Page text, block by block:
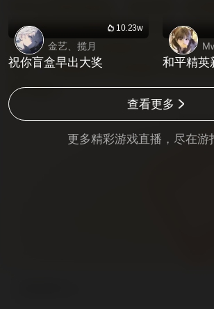
注意保护自己的财产和帐号安全，不
号等交易信息，此类服务为用户个人行
无关。【危险提示】此直播仅为游戏内
实中模仿。
10.23w
金艺、揽月
祝你盲盒早出大奖 和平精英
查看更多
更多精彩游戏直播，尽在游